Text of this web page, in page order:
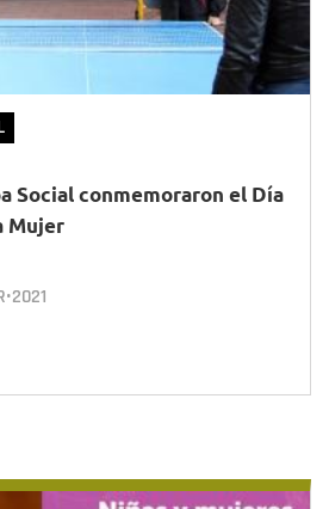
Social conmemoraron el Día
Mujer